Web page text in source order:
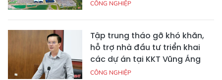
CÔNG NGHIỆP
Tập trung tháo gỡ khó khăn,
hỗ trợ nhà đầu tư triển khai
các dự án tại KKT Vũng Áng
CÔNG NGHIỆP